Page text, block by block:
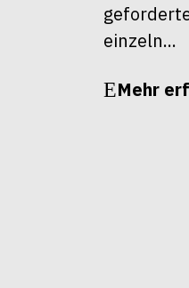
einzeln...
Mehr